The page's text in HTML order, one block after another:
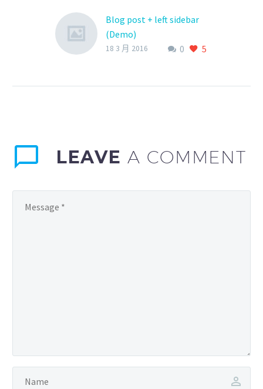
Blog post + left sidebar
(Demo)
Lorem Ipsum. Proin
0 5
18 3 月 2016
LEAVE A COMMENT